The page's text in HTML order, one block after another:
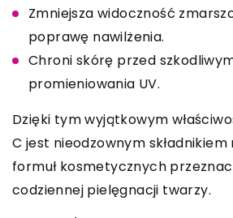
Zmniejsza widoczność
poprawę nawilżenia.
Chroni skórę przed
promieniowania UV.
Dzięki tym wyjątkowym
C jest nieodzownym
formuł kosmetycznych
codziennej pielęgnacji twarzy.